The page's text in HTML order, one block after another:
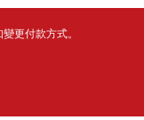
更付款方式。